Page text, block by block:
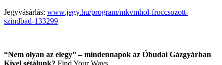
Jegyvásárlás: www.jegy.hu/program/mkvmhol-froccsozott-
szindbad-133299
“Nem olyan az elegy” – mindennapok az Óbudai Gázgyárban
Kivel sétálunk? Find Your Ways